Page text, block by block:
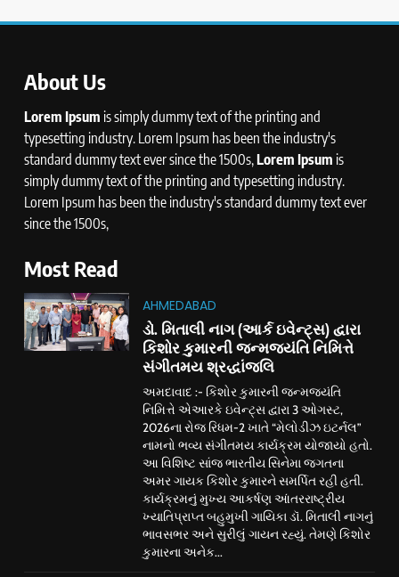
About Us
Lorem Ipsum is simply dummy text of the printing and
typesetting industry. Lorem Ipsum has been the industry's
standard dummy text ever since the 1500s,Lorem Ipsum is
simply dummy text of the printing and typesetting industry.
Lorem Ipsum has been the industry's standard dummy text ever
since the 1500s,
Most Read
AHMEDABAD
ડો. મિતાલી નાગ (આર્ક ઇવેન્ટ્સ) દ્વારા
કિશોર કુમારની જન્મજયંતિ નિમિત્તે
સંગીતમય શ્રદ્ધાંજલિ
અમદાવાદ :- કિશોર કુમારની જન્મજયંતિ
નિમિત્તે એઆરકે ઇવેન્ટ્સ દ્વારા 3 ઓગસ્ટ,
2026ના રોજ રિધમ-2 ખાતે “મેલોડીઝ ઇટર્નલ”
નામનો ભવ્ય સંગીતમય કાર્યક્રમ યોજાયો હતો.
આ વિશિષ્ટ સાંજ ભારતીય સિનેમા જગતના
અમર ગાયક કિશોર કુમારને સમર્પિત રહી હતી.
કાર્યક્રમનું મુખ્ય આકર્ષણ આંતરરાષ્ટ્રીય
ખ્યાતિપ્રાપ્ત બહુમુખી ગાયિકા ડૉ. મિતાલી નાગનું
ભાવસભર અને સુરીલું ગાયન રહ્યું. તેમણે કિશોર
કુમારના અનેક...